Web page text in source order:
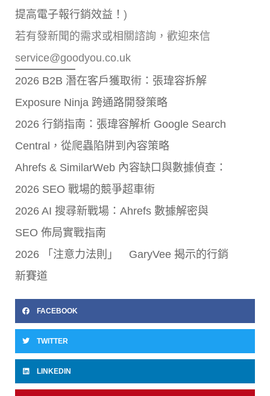
提高電子報行銷效益！ )
若有發新聞的需求或相關諮詢，歡迎來信
service@goodyou.co.uk
2026 B2B 潛在客戶獲取術：張瑋容拆解
Exposure Ninja 跨通路開發策略
2026 行銷指南：張瑋容解析 Google Search
Central，從爬蟲陷阱到內容策略
Ahrefs & SimilarWeb 內容缺口與數據偵查：
2026 SEO 戰場的競爭超車術
2026 AI 搜尋新戰場：Ahrefs 數據解密與
SEO 佈局實戰指南
2026 「注意力法則」 GaryVee 揭示的行銷
新賽道
FACEBOOK
TWITTER
LINKEDIN